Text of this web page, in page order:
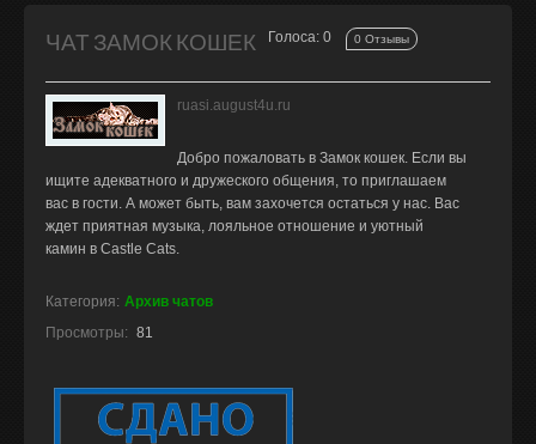
ЧАТ ЗАМОК КОШЕК Голоса: 0 0 Отзывы
ruasi.august4u.ru
Добро пожаловать в Замок кошек. Если вы
ищите адекватного и дружеского общения, то приглашаем
вас в гости. А может быть, вам захочется остаться у нас. Вас
ждет приятная музыка, лояльное отношение и уютный
камин в Castle Cats.
Категория: Архив чатов
Просмотры: 81